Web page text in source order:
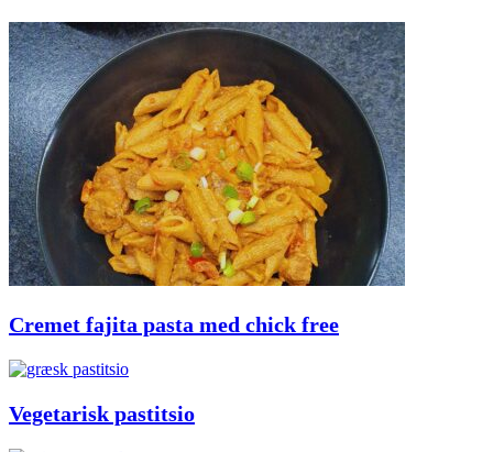
Cremet fajita pasta med chick free
Vegetarisk pastitsio